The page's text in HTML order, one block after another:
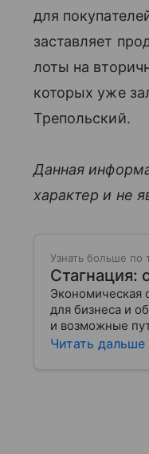
для
заставляет
лоты на
которых уже
Трепольский.
Данная
характер и не
Узнать больше по
Стагнация:
Экономическая
для бизнеса и
и возможные
Читать дальше